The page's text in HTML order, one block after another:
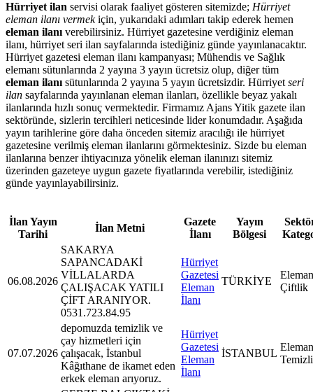
Hürriyet ilan servisi olarak faaliyet gösteren sitemizde; Hürriyet
eleman ilanı vermekiçin, yukarıdaki adımları takip ederek hemen
eleman ilanı verebilirsiniz. Hürriyet gazetesine verdiğiniz eleman
ilanı, hürriyet seri ilan sayfalarında istediğiniz günde yayınlanacaktır.
Hürriyet gazetesi eleman ilanı kampanyası; Mühendis ve Sağlık
elemanı sütunlarında 2 yayına 3 yayın ücretsiz olup, diğer tüm
eleman ilanı sütunlarında 2 yayına 5 yayın ücretsizdir. Hürriyet seri
ilan sayfalarında yayınlanan eleman ilanları, özellikle beyaz yakalı
ilanlarında hızlı sonuç vermektedir. Firmamız Ajans Yitik gazete ilan
sektöründe, sizlerin tercihleri neticesinde lider konumdadır. Aşağıda
yayın tarihlerine göre daha önceden sitemiz aracılığı ile hürriyet
gazetesine verilmiş eleman ilanlarını görmektesiniz. Sizde bu eleman
ilanlarına benzer ihtiyacınıza yönelik eleman ilanınızı sitemiz
üzerinden gazeteye uygun gazete fiyatlarında verebilir, istediğiniz
günde yayınlayabilirsiniz.
İlan Yayın
Tarihi
İlan Metni
Gazete
İlanı
Yayın
Bölgesi
06.08.2026
SAKARYA
SAPANCADAKİ
VİLLALARDA
ÇALIŞACAK YATILI
ÇİFT ARANIYOR.
0531.723.84.95
Hürriyet
Gazetesi
Eleman
İlanı
TÜRKİYE
Çiftlik
07.07.2026
depomuzda temizlik ve
çay hizmetleri için
çalışacak, İstanbul
Kâğıthane de ikamet eden
erkek eleman arıyoruz.
Hürriyet
Gazetesi
Eleman
İlanı
İSTANBUL